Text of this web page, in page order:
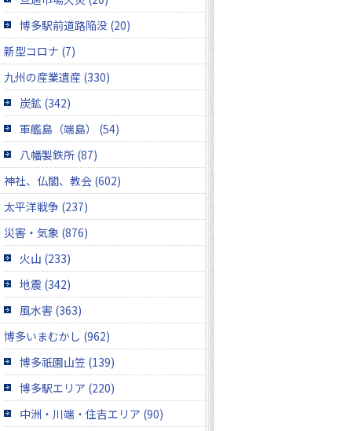
博多駅前道路陥没 (20)
新型コロナ (7)
九州の産業遺産 (330)
炭鉱 (342)
軍艦島（端島） (54)
八幡製鉄所 (87)
神社、仏閣、教会 (602)
太平洋戦争 (237)
災害・気象 (876)
火山 (233)
地震 (342)
風水害 (363)
博多いまむかし (962)
博多祇園山笠 (139)
博多駅エリア (220)
中洲・川端・住吉エリア (90)